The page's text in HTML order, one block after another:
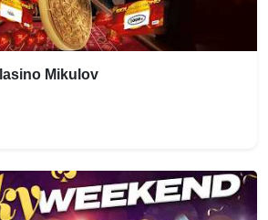
Mikulov